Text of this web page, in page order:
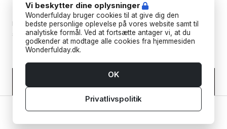
Skumtoppen Fadølsbar
Forkæl dine gæster med kolde fadøl! Bredt udvalg af anlæg og
øltyper til enhver fest.
Vi beskytter dine oplysninger
Wonderfulday bruger cookies til at give dig den
bedste personlige oplevelse på vores website samt til
analytiske formål. Ved at fortsætte antager vi, at du
godkender at modtage alle cookies fra hjemmesiden
Wonderfulday.dk.
Privatlivspolitik
OK